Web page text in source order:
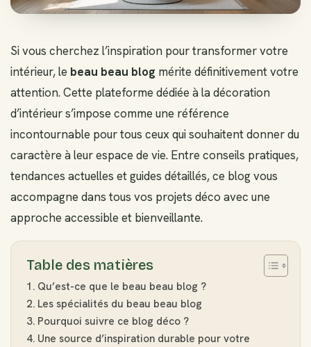
Si vous cherchez l’inspiration pour transformer votre
intérieur, le beau beau blog mérite définitivement votre
attention. Cette plateforme dédiée à la décoration
d’intérieur s’impose comme une référence
incontournable pour tous ceux qui souhaitent donner du
caractère à leur espace de vie. Entre conseils pratiques,
tendances actuelles et guides détaillés, ce blog vous
accompagne dans tous vos projets déco avec une
approche accessible et bienveillante.
Table des matières
Qu’est-ce que le beau beau blog ?
Les spécialités du beau beau blog
Pourquoi suivre ce blog déco ?
Une source d’inspiration durable pour votre